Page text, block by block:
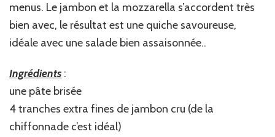
menus. Le jambon et la mozzarella s’accordent très
bien avec, le résultat est une quiche savoureuse,
idéale avec une salade bien assaisonnée..
Ingrédients :
une pâte brisée
4 tranches extra fines de jambon cru (de la
chiffonnade c’est idéal)